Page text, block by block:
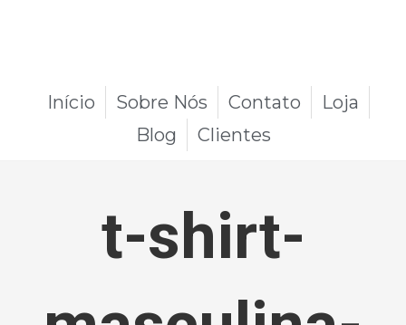
Início Sobre Nós Contato
Loja
Blog
Clientes
t-shirt-